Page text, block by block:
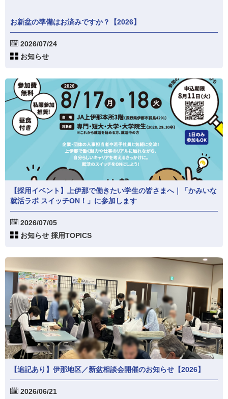
お新盆の準備はお済みですか？【2026】
2026/07/24
お知らせ
【採用イベント】上伊那で働きたい学生の皆さまへ｜「かみいな
就活ラボ スイッチON！」に参加します
2026/07/05
お知らせ 採用TOPICS
【追記あり】伊那地区／新盆相談会開催のお知らせ【2026】
2026/06/21